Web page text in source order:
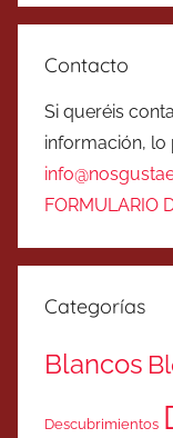
Contacto
Si queréis
información, lo
FORMULARIO
Categorías
Blancos
Descubrimientos